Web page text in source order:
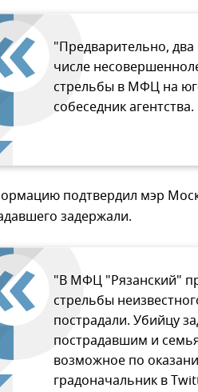
"Предварительно,
числе
стрельбы в МФЦ на
собеседник агентства.
подтвердил мэр
задержали.
"В МФЦ "Рязанский"
стрельбы
пострадали. Убийцу
пострадавшим и
возможное по
градоначальник в